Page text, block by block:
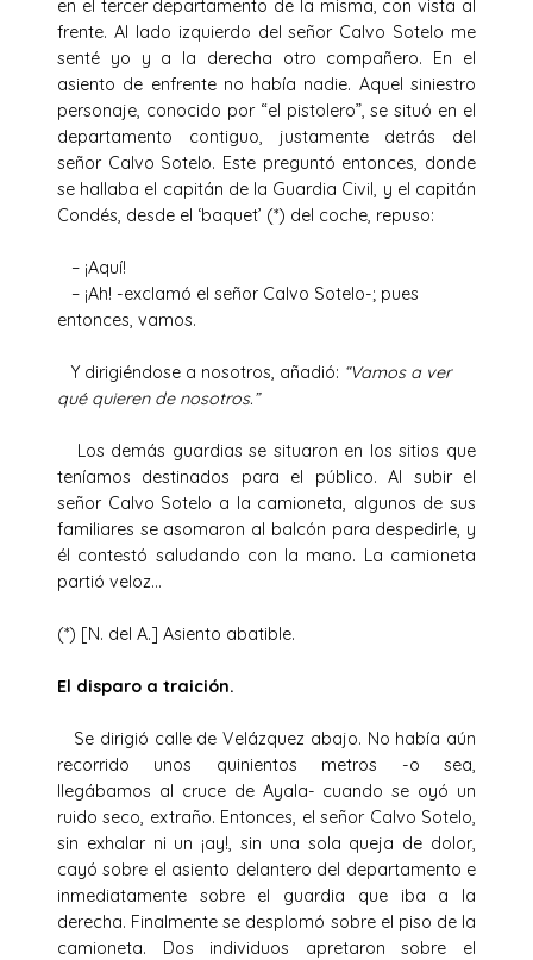
en el tercer departamento de la misma, con vista al
frente. Al lado izquierdo del señor Calvo Sotelo me
senté yo y a la derecha otro compañero. En el
asiento de enfrente no había nadie. Aquel siniestro
personaje, conocido por “el pistolero”, se situó en el
departamento contiguo, justamente detrás del
señor Calvo Sotelo. Este preguntó entonces, donde
se hallaba el capitán de la Guardia Civil, y el capitán
Condés, desde el ‘baquet’ (*) del coche, repuso:
– ¡Aquí!
– ¡Ah! -exclamó el señor Calvo Sotelo-; pues
entonces, vamos.
Y dirigiéndose a nosotros, añadió: “Vamos a ver
qué quieren de nosotros.”
Los demás guardias se situaron en los sitios que
teníamos destinados para el público. Al subir el
señor Calvo Sotelo a la camioneta, algunos de sus
familiares se asomaron al balcón para despedirle, y
él contestó saludando con la mano. La camioneta
partió veloz…
(*) [N. del A.] Asiento abatible.
El disparo a traición.
Se dirigió calle de Velázquez abajo. No había aún
recorrido unos quinientos metros -o sea,
llegábamos al cruce de Ayala- cuando se oyó un
ruido seco, extraño. Entonces, el señor Calvo Sotelo,
sin exhalar ni un ¡ay!, sin una sola queja de dolor,
cayó sobre el asiento delantero del departamento e
inmediatamente sobre el guardia que iba a la
derecha. Finalmente se desplomó sobre el piso de la
camioneta. Dos individuos apretaron sobre el